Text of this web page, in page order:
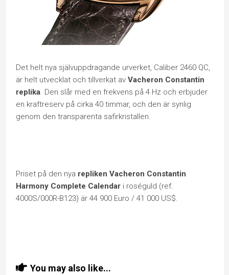
Det helt nya självuppdragande urverket, Caliber 2460 QC,
är helt utvecklat och tillverkat av Vacheron Constantin
replika. Den slår med en frekvens på 4 Hz och erbjuder
en kraftreserv på cirka 40 timmar, och den är synlig
genom den transparenta safirkristallen.
Priset på den nya repliken Vacheron Constantin
Harmony Complete Calendar i roséguld (ref.
4000S/000R-B123) är 44 900 Euro / 41 000 US$.
You may also like...